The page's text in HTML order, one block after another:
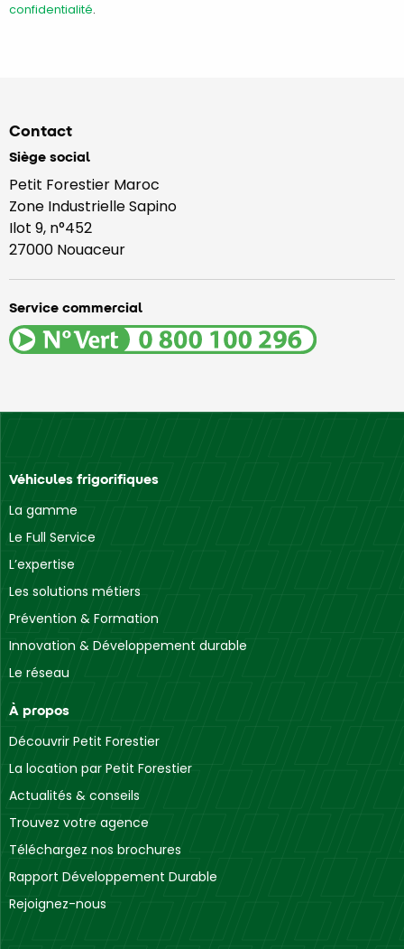
Contact
Siège social
Petit Forestier Maroc
Zone Industrielle Sapino
Ilot 9, n°452
27000 Nouaceur
Service commercial
confidentialité.
Véhicules frigorifiques
La gamme
Le Full Service
L’expertise
Les solutions métiers
Prévention & Formation
Innovation & Développement durable
Le réseau
À propos
Découvrir Petit Forestier
La location par Petit Forestier
Actualités & conseils
Trouvez votre agence
Téléchargez nos brochures
Rapport Développement Durable
Rejoignez-nous